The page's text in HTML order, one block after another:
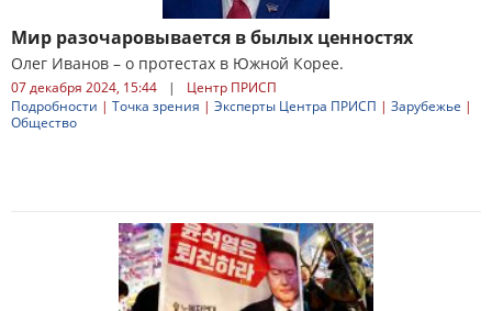
Мир разочаровывается в былых ценностях
Олег Иванов – о протестах в Южной Корее.
07 декабря 2024, 15:44 |
Центр ПРИСП
Подробности | Точка зрения | Эксперты Центра ПРИСП | Зарубежье |
Общество